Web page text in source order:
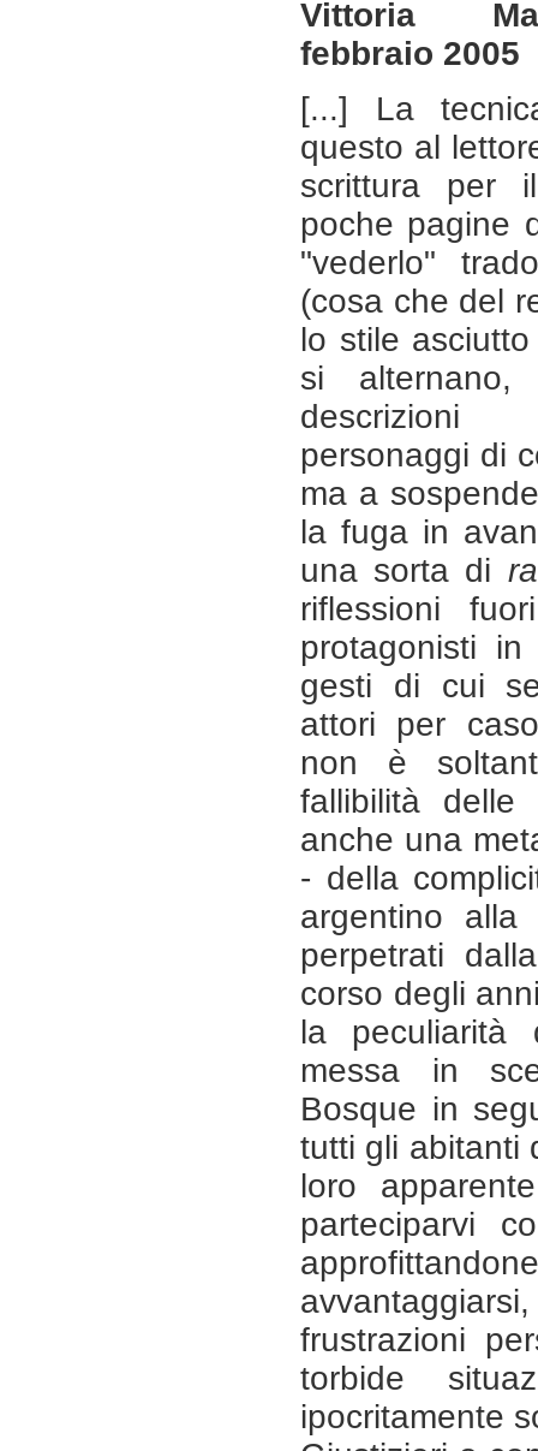
Vittoria
febbraio 2005
[...] La
questo al
scrittura per
poche pagine
"vederlo"
(cosa che del
lo stile
si alternano,
descrizioni
personaggi di
ma a
la fuga in
una sorta di
riflessioni
protagonisti
gesti di cui
attori per
non è
fallibilità delle
anche una
- della
argentino
perpetrati
corso degli
la peculiarità
messa in
Bosque in
tutti gli abitanti
loro
parteciparvi
frustrazioni
torbide
ipocritamente